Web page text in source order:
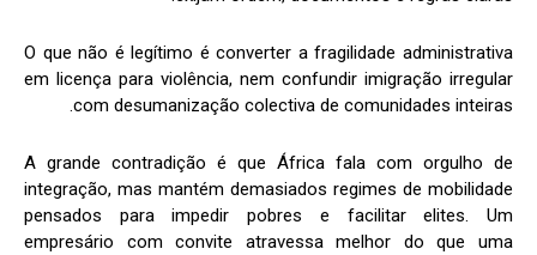
O que não é legítimo é converter a fragilidade administrativa
em licença para violência, nem confundir imigração irregular
com desumanização colectiva de comunidades inteiras.
A grande contradição é que África fala com orgulho de
integração, mas mantém demasiados regimes de mobilidade
pensados para impedir pobres e facilitar elites. Um
empresário com convite atravessa melhor do que uma